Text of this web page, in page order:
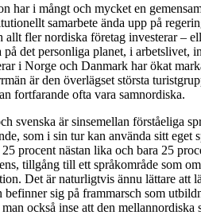
har i mångt och mycket en
samarbete ända upp på
fler nordiska företag investerar –
på det personliga planet, i arbetslivet,
i Norge och Danmark har ökat
är den överlägset största
fortfarande ofta vara samnordiska.
svenska är sinsemellan förståeliga
som i sin tur kan använda sitt
procent nästan lika och bara 25
tillgång till ett språkområde som
Det är naturligtvis ännu lättare att
befinner sig på frammarsch som
man också inse att den